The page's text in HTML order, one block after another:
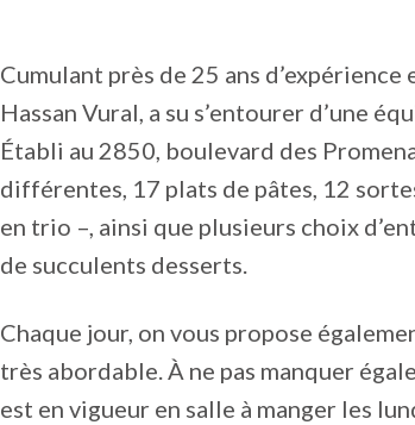
Cumulant près de 25 ans
Hassan Vural, a su s’entourer d’une
Établi au 2850, boulevard des
différentes, 17 plats de pâtes, 12
en trio –, ainsi que plusieurs choix
de succulents desserts.
Chaque jour, on vous propose
très abordable. À ne pas manquer
est en vigueur en salle à manger les